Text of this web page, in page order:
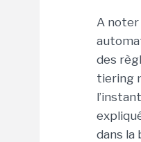
A
des
tiering
dans la